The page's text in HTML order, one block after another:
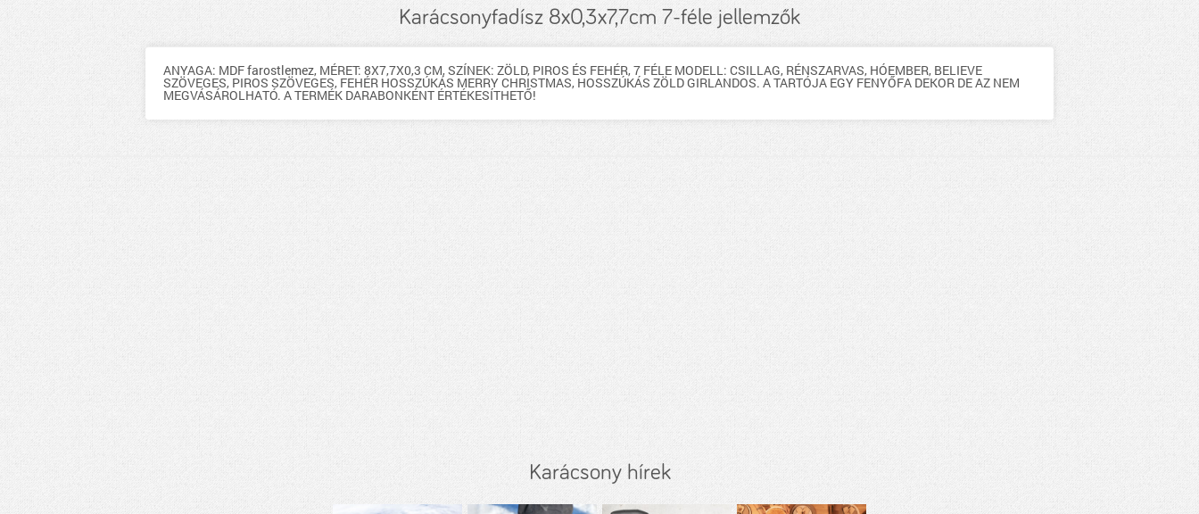
Karácsonyfadísz 8x0,3x7,7cm 7-féle jellemzők
ANYAGA: MDF farostlemez, MÉRET: 8X7,7X0,3 CM, SZÍNEK: ZÖLD, PIROS ÉS FEHÉR, 7 FÉLE MODELL: CSILLAG, RÉNSZARVAS, HÓEMBER, BELIEVE
SZÖVEGES, PIROS SZÖVEGES, FEHÉR HOSSZÚKÁS MERRY CHRISTMAS, HOSSZÚKÁS ZÖLD GIRLANDOS. A TARTÓJA EGY FENYŐFA DEKOR DE AZ NEM
MEGVÁSÁROLHATÓ. A TERMÉK DARABONKÉNT ÉRTÉKESÍTHETŐ!
Karácsony hírek